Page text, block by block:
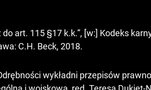
do art. 115 §17 k.k.”, [w:] Kodeks
C.H. Beck, 2018.
wykładni przepisów